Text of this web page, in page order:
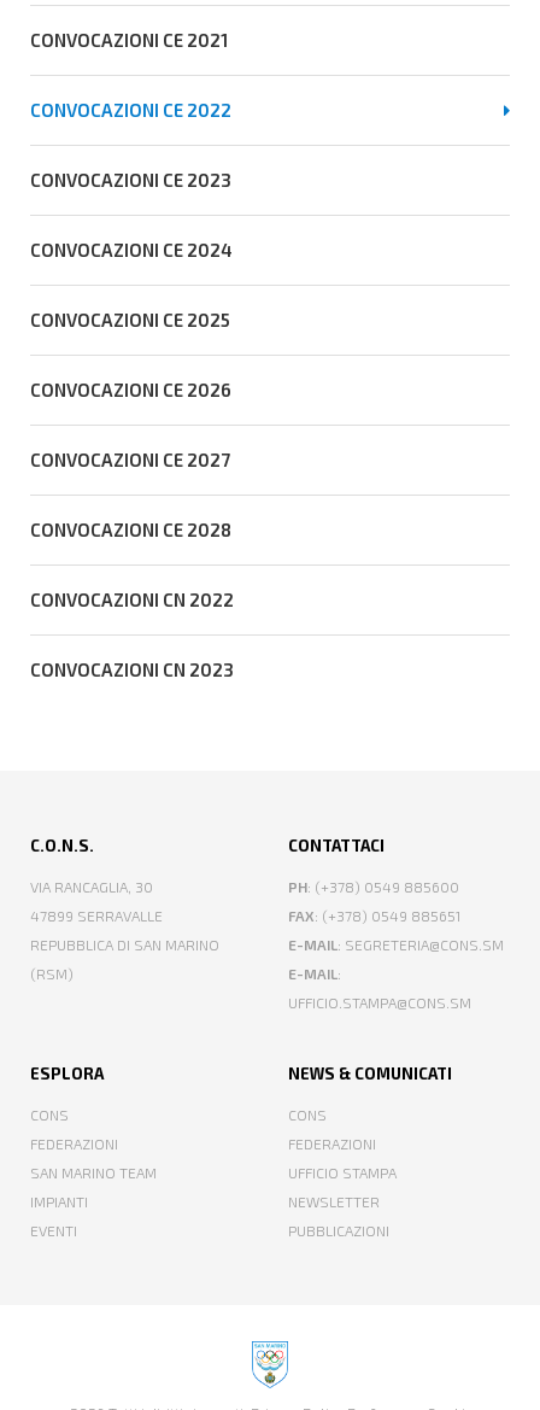
CONVOCAZIONI CE 2021
CONVOCAZIONI CE 2022
CONVOCAZIONI CE 2023
CONVOCAZIONI CE 2024
CONVOCAZIONI CE 2025
CONVOCAZIONI CE 2026
CONVOCAZIONI CE 2027
CONVOCAZIONI CE 2028
CONVOCAZIONI CN 2022
CONVOCAZIONI CN 2023
C.O.N.S.
VIA RANCAGLIA, 30
47899 SERRAVALLE
REPUBBLICA DI SAN MARINO
(RSM)
CONTATTACI
PH: (+378) 0549 885600
FAX: (+378) 0549 885651
E-MAIL: SEGRETERIA@CONS.SM
E-MAIL:
UFFICIO.STAMPA@CONS.SM
ESPLORA
CONS
FEDERAZIONI
SAN MARINO TEAM
IMPIANTI
EVENTI
NEWS & COMUNICATI
CONS
FEDERAZIONI
UFFICIO STAMPA
NEWSLETTER
PUBBLICAZIONI